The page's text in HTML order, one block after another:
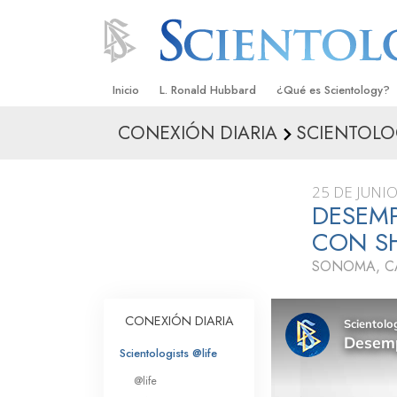
Inicio L. Ronald Hubbard ¿Qué es Scientology?
Creencias y Prácticas
Qué dicen los
Scientology
Conoce a un
Los Principios Básicos
Una Introducción a
CONEXIÓN DIARIA
25 DE
CON
SONOMA,
CONEXIÓN DIARIA
Scientologists @life
@life